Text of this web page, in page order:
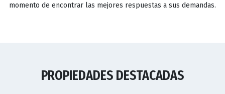
momento de encontrar las mejores respuestas a sus demandas.
PROPIEDADES DESTACADAS